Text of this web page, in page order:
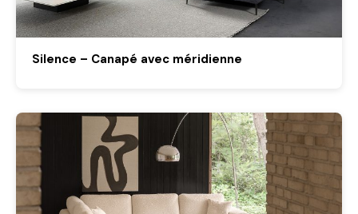
Silence – Canapé avec méridienne